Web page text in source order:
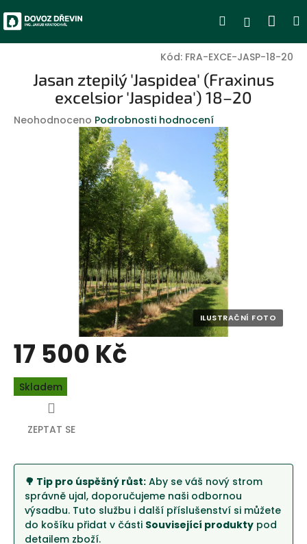
na
obsah
Hledat
Kód: FRA-EXCE-JASP-18-20
Jasan ztepilý 'Jaspidea' (Fraxinus
excelsior 'Jaspidea') 18–20
Průměrné
Neohodnoceno Podrobnosti hodnocení
17 500 Kč
Měrná
cena:
Skladem
🌳 Tip pro úspěšný růst: Aby se váš nový strom
správně ujal, doporučujeme naši odbornou
výsadbu. Tuto službu i další příslušenství si můžete
do košíku přidat v části Související produkty pod
detailem zboží.
ZEPTAT SE